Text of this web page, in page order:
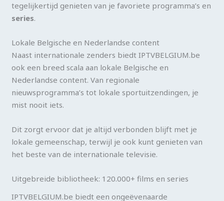
tegelijkertijd genieten van je favoriete programma’s en
series.
Lokale Belgische en Nederlandse content
Naast internationale zenders biedt IPTVBELGIUM.be
ook een breed scala aan lokale Belgische en
Nederlandse content. Van regionale
nieuwsprogramma’s tot lokale sportuitzendingen, je
mist nooit iets.
Dit zorgt ervoor dat je altijd verbonden blijft met je
lokale gemeenschap, terwijl je ook kunt genieten van
het beste van de internationale televisie.
Uitgebreide bibliotheek: 120.000+ films en series
IPTVBELGIUM.be biedt een ongeëvenaarde